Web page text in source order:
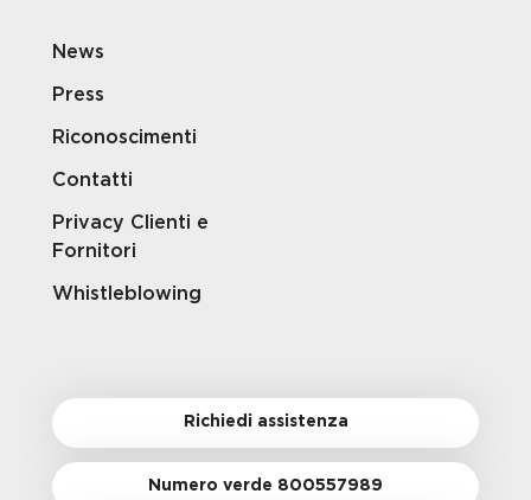
News
Press
Riconoscimenti
Contatti
Privacy Clienti e
Fornitori
Whistleblowing
Richiedi assistenza
Numero verde 800557989